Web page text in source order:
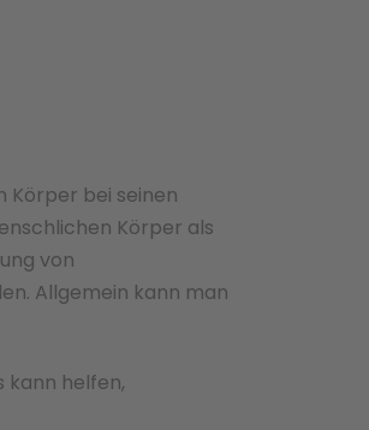
Körper bei seinen
Körper als
von
Allgemein kann man
kann helfen,